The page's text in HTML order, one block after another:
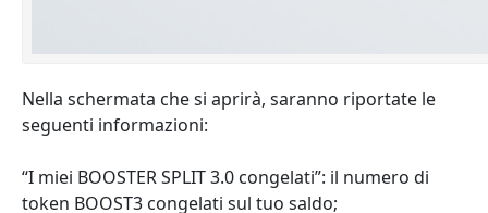
Nella schermata che si aprirà, saranno riportate le
seguenti informazioni:
“I miei BOOSTER SPLIT 3.0 congelati”: il numero di
token BOOST3 congelati sul tuo saldo;